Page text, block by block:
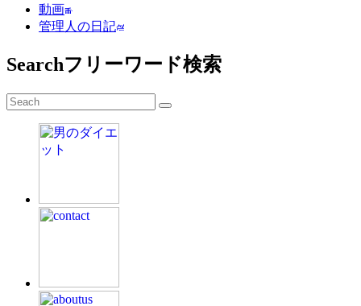
動画
管理人の日記
Searchフリーワード検索